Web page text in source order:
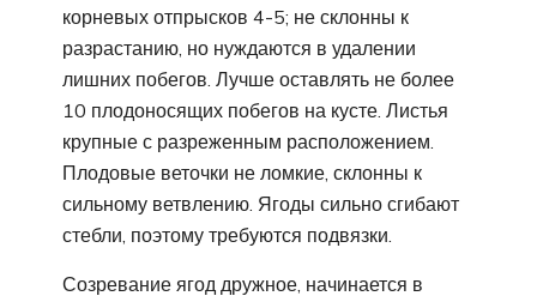
корневых отпрысков 4-5; не склонны к
разрастанию, но нуждаются в удалении
лишних побегов. Лучше оставлять не более
10 плодоносящих побегов на кусте. Листья
крупные с разреженным расположением.
Плодовые веточки не ломкие, склонны к
сильному ветвлению. Ягоды сильно сгибают
стебли, поэтому требуются подвязки.
Созревание ягод дружное, начинается в